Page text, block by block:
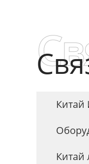
Китай
Китай